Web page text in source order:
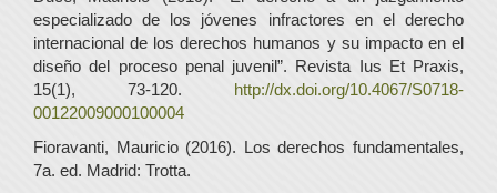
especializado de los jóvenes infractores en el derecho
internacional de los derechos humanos y su impacto en el
diseño del proceso penal juvenil”. Revista Ius Et Praxis,
15(1), 73-120. http://dx.doi.org/10.4067/S0718-
00122009000100004
Fioravanti, Mauricio (2016). Los derechos fundamentales,
7a. ed. Madrid: Trotta.